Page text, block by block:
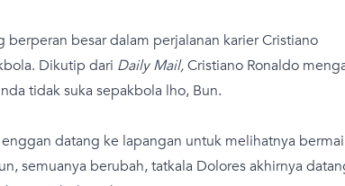
berperan besar dalam perjalanan karier Cristiano
Dikutip dari Daily Mail,Cristiano Ronaldo
tidak suka sepakbola lho, Bun.
datang ke lapangan untuk melihatnya
semuanya berubah, tatkala Dolores akhirnya